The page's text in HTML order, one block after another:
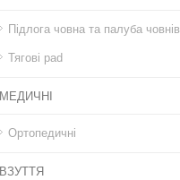
Підлога човна та палуба човнів
Тягові pad
МЕДИЧНІ
Ортопедичні
ВЗУТТЯ